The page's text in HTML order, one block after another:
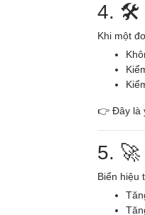
4. 🛠️
Khi một
👉 Đây là
5.
Biển hiệu